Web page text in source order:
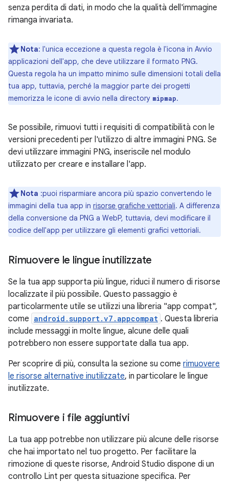
senza perdita di dati, in modo che la qualità dell'immagine
rimanga invariata.
Nota: l'unica eccezione a questa regola è l'icona in Avvio
applicazioni dell'app, che deve utilizzare il formato PNG.
Questa regola ha un impatto minimo sulle dimensioni totali della
tua app, tuttavia, perché la maggior parte dei progetti
memorizza le icone di avvio nella directory mipmap.
Se possibile, rimuovi tutti i requisiti di compatibilità con le
versioni precedenti per l'utilizzo di altre immagini PNG. Se
devi utilizzare immagini PNG, inseriscile nel modulo
utilizzato per creare e installare l'app.
Nota :puoi risparmiare ancora più spazio convertendo le
immagini della tua app in risorse grafiche vettoriali. A differenza
della conversione da PNG a WebP, tuttavia, devi modificare il
codice dell'app per utilizzare gli elementi grafici vettoriali.
Rimuovere le lingue inutilizzate
Se la tua app supporta più lingue, riduci il numero di risorse
localizzate il più possibile. Questo passaggio è
particolarmente utile se utilizzi una libreria "app compat",
come android.support.v7.appcompat . Questa libreria
include messaggi in molte lingue, alcune delle quali
potrebbero non essere supportate dalla tua app.
Per scoprire di più, consulta la sezione su come rimuovere
le risorse alternative inutilizzate, in particolare le lingue
inutilizzate.
Rimuovere i file aggiuntivi
La tua app potrebbe non utilizzare più alcune delle risorse
che hai importato nel tuo progetto. Per facilitare la
rimozione di queste risorse, Android Studio dispone di un
controllo Lint per questa situazione specifica. Per